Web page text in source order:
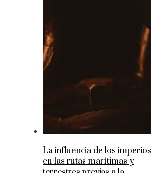
La influencia de los imperios
en las rutas marítimas y